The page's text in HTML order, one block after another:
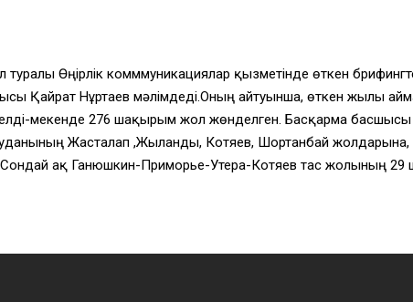
Өңірлік комммуникациялар қызметінде өткен
Қайрат Нұртаев мәлімдеді.Оның айтуынша, өткен жылы
мекенде 276 шақырым жол жөнделген. Басқарма
Жасталап ,Жыланды, Котяев, Шортанбай
ақ Ганюшкин-Приморье-Утера-Котяев тас жолының